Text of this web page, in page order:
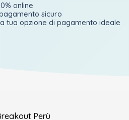
online
sicuro
tua opzione di pagamento ideale
Perù